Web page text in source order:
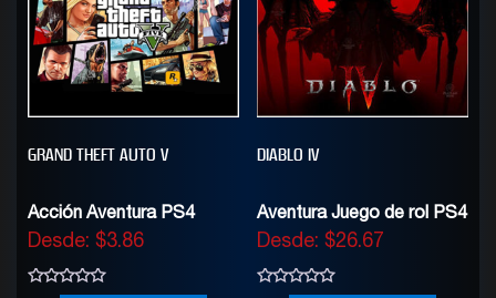
GRAND THEFT AUTO V
Acción Aventura PS4
Desde: $3.86
DIABLO IV
Aventura Juego de rol PS4
Desde: $26.67